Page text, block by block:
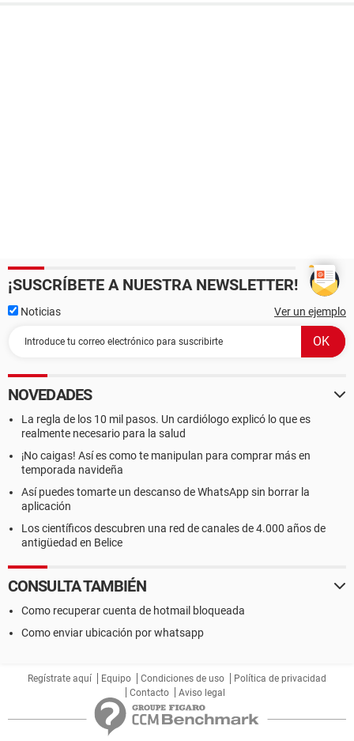
¡SUSCRÍBETE A NUESTRA NEWSLETTER!
Noticias Ver un ejemplo
NOVEDADES
La regla de los 10 mil pasos. Un cardiólogo explicó lo que es
realmente necesario para la salud
¡No caigas! Así es como te manipulan para comprar más en
temporada navideña
Así puedes tomarte un descanso de WhatsApp sin borrar la
aplicación
Los científicos descubren una red de canales de 4.000 años de
antigüedad en Belice
CONSULTA TAMBIÉN
Como recuperar cuenta de hotmail bloqueada
Como enviar ubicación por whatsapp
Regístrate aquí Equipo Condiciones de uso
Política de privacidad
Contacto
Aviso legal